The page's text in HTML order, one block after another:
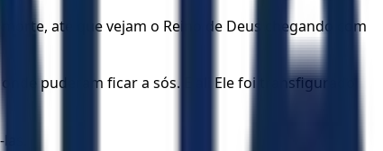
até que vejam o Reino de Deus chegando com
puderam ficar a sós. E ali Ele foi transfigurado